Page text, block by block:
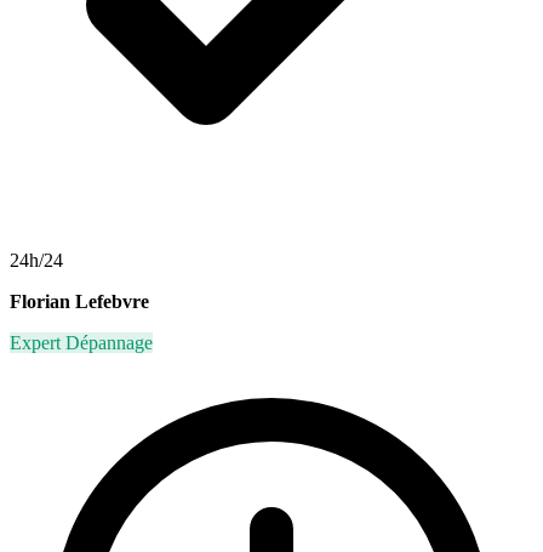
24h/24
Florian Lefebvre
Expert Dépannage